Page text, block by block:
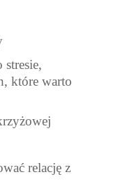
które warto
relację z